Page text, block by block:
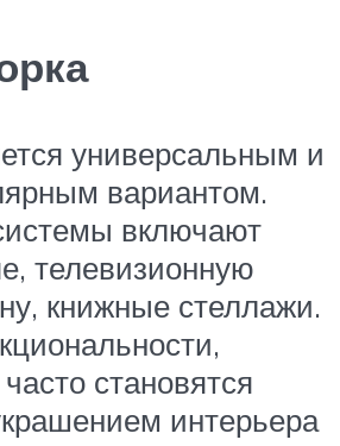
универсальным и
вариантом.
включают
телевизионную
книжные стеллажи.
становятся
интерьера